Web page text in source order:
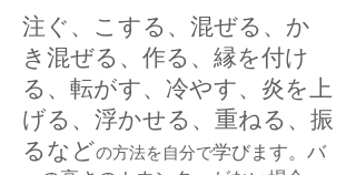
注ぐ、こする、混ぜる、か
き混ぜる、作る、縁を付け
る、転がす、冷やす、炎を上
げる、浮かせる、重ねる、振
るなどの方法を自分で学びます。バ